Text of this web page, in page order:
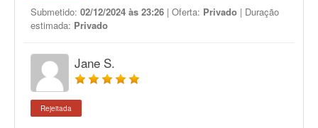
Submetido: 02/12/2024 às 23:26 | Oferta: Privado | Duração
estimada: Privado
Jane S.
Rejeitada